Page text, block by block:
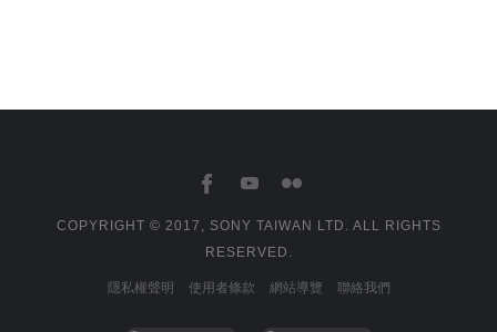
COPYRIGHT © 2017, SONY TAIWAN LTD. ALL RIGHTS
RESERVED.
隱私權聲明 使用者條款 網站導覽 聯絡我們